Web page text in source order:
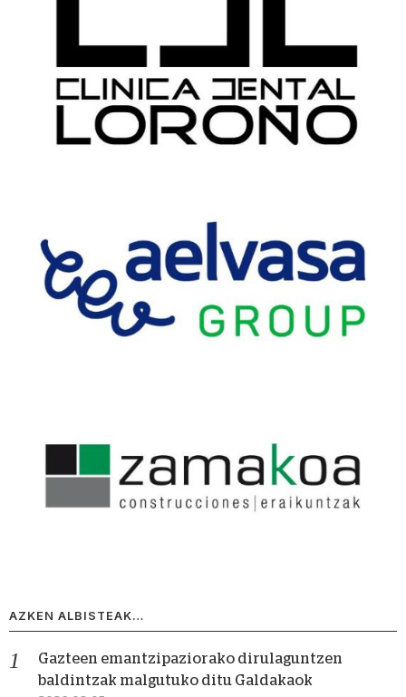
AZKEN ALBISTEAK…
Gazteen emantzipaziorako dirulaguntzen
baldintzak malgutuko ditu Galdakaok